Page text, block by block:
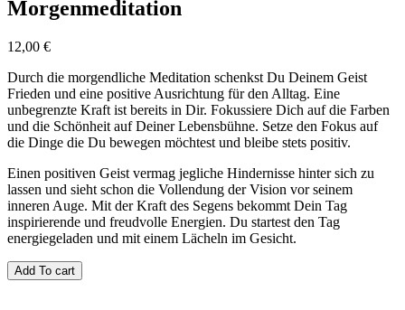
Morgenmeditation
12,00 €
Durch die morgendliche Meditation schenkst Du Deinem Geist
Frieden und eine positive Ausrichtung für den Alltag. Eine
unbegrenzte Kraft ist bereits in Dir. Fokussiere Dich auf die Farben
und die Schönheit auf Deiner Lebensbühne. Setze den Fokus auf
die Dinge die Du bewegen möchtest und bleibe stets positiv.
Einen positiven Geist vermag jegliche Hindernisse hinter sich zu
lassen und sieht schon die Vollendung der Vision vor seinem
inneren Auge. Mit der Kraft des Segens bekommt Dein Tag
inspirierende und freudvolle Energien. Du startest den Tag
energiegeladen und mit einem Lächeln im Gesicht.
Add To cart